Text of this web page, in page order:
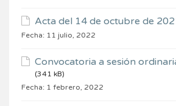
Acta del 14 de octubre de
Fecha: 11 julio, 2022
Convocatoria a sesión
(341 kB)
Fecha: 1 febrero, 2022